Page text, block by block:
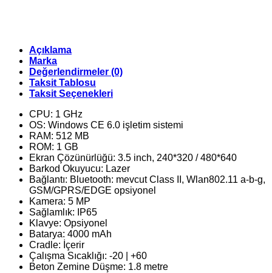
Açıklama
Marka
Değerlendirmeler (0)
Taksit Tablosu
Taksit Seçenekleri
CPU: 1 GHz
OS: Windows CE 6.0 işletim sistemi
RAM: 512 MB
ROM: 1 GB
Ekran Çözünürlüğü: 3.5 inch, 240*320 / 480*640
Barkod Okuyucu: Lazer
Bağlantı: Bluetooth: mevcut Class II, Wlan802.11 a-b-g,
GSM/GPRS/EDGE opsiyonel
Kamera: 5 MP
Sağlamlık: IP65
Klavye: Opsiyonel
Batarya: 4000 mAh
Cradle: İçerir
Çalışma Sıcaklığı: -20 | +60
Beton Zemine Düşme: 1.8 metre